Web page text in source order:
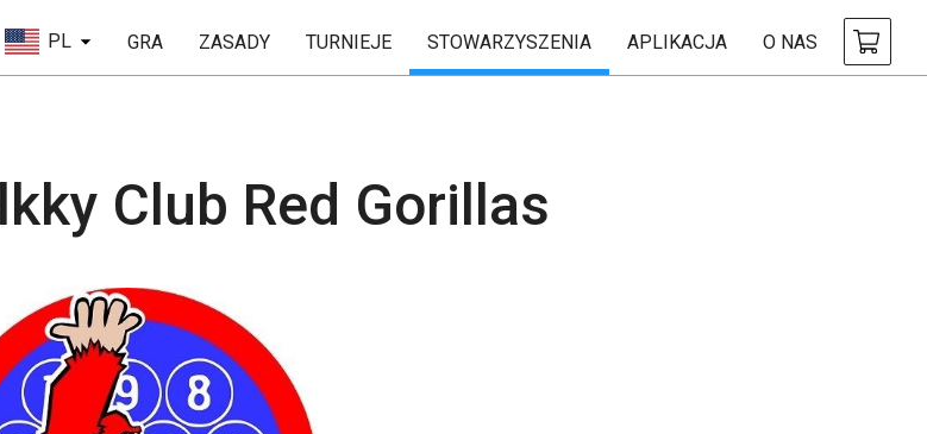
PL GRA ZASADY TURNIEJE STOWARZYSZENIA APLIKACJA O NAS
Club Red Gorillas